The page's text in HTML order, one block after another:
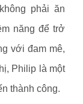
phải ăn
năng để trở
với đam mê,
Philip là một
thành công.